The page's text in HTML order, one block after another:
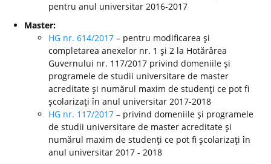
pentru anul universitar 2016-2017
Master:
HG nr. 614/2017 – pentru modificarea şi
completarea anexelor nr. 1 şi 2 la Hotărârea
Guvernului nr. 117/2017 privind domeniile şi
programele de studii universitare de master
acreditate şi numărul maxim de studenţi ce pot fi
şcolarizaţi în anul universitar 2017-2018
HG nr. 117/2017 – privind domeniile şi programele
de studii universitare de master acreditate şi
numărul maxim de studenţi ce pot fi şcolarizaţi în
anul universitar 2017 - 2018